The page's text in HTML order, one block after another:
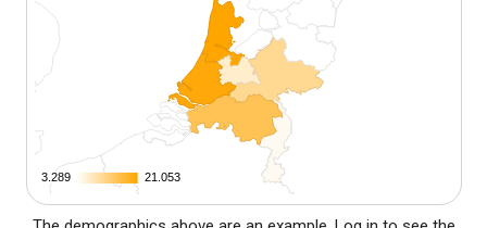
3.289
3.289 21.053
21.053